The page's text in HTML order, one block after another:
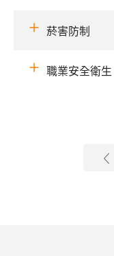
菸害防制
職業安全衛